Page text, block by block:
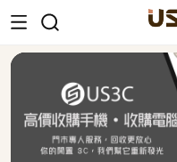
USD 智選二手